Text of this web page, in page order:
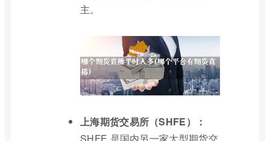
主。
上海期货交易所（SHFE）：
SHFE 是国内另一家大型期货交